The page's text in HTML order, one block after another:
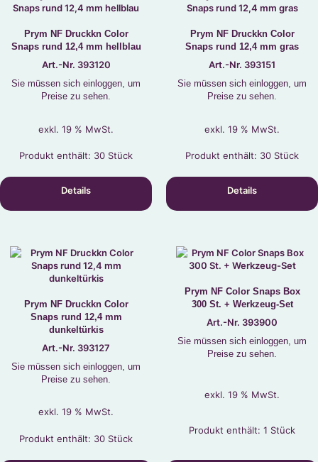
Prym NF Druckkn Color
Snaps rund 12,4 mm hellblau
Art.-Nr. 393120
Sie müssen sich einloggen, um
Preise zu sehen.
exkl. 19 % MwSt.
Produkt enthält: 30 Stück
Details
Prym NF Druckkn Color
Snaps rund 12,4 mm gras
Art.-Nr. 393151
Sie müssen sich einloggen, um
Preise zu sehen.
exkl. 19 % MwSt.
Produkt enthält: 30 Stück
Details
Prym NF Druckkn Color
Snaps rund 12,4 mm
dunkeltürkis
Art.-Nr. 393127
Sie müssen sich einloggen, um
Preise zu sehen.
exkl. 19 % MwSt.
Produkt enthält: 30 Stück
Prym NF Color Snaps Box
300 St. + Werkzeug-Set
Art.-Nr. 393900
Sie müssen sich einloggen, um
Preise zu sehen.
exkl. 19 % MwSt.
Produkt enthält: 1 Stück